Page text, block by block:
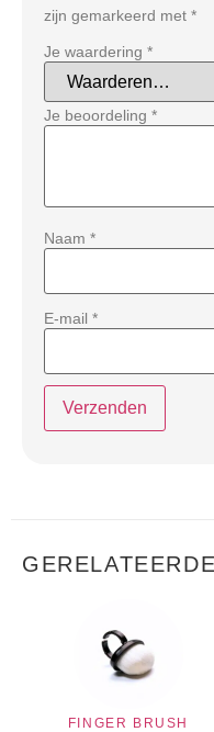
zijn gemarkeerd met *
Je waardering *
Je beoordeling *
Naam *
E-mail *
FINGER BRUSH